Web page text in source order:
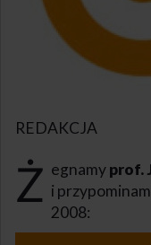
REDAKCJA
Ż egnamyprof.
i
2008: